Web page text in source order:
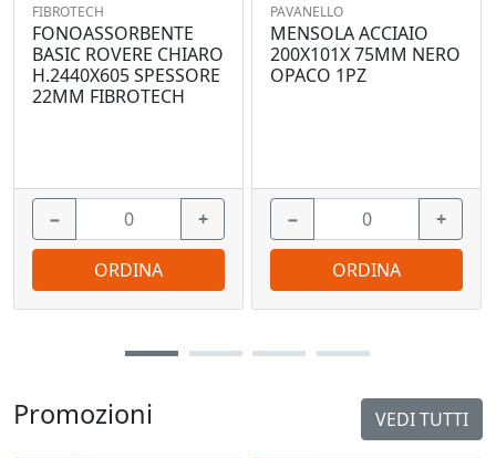
Promozioni VEDI TUTTI
FIBROTECH
FONOASSORBENTE
BASIC ROVERE CHIARO
H.2440X605 SPESSORE
22MM FIBROTECH
− +
ORDINA
PAVANELLO
MENSOLA ACCIAIO
200X101X 75MM NERO
OPACO 1PZ
− +
ORDINA